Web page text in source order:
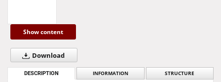
Show content
Download
DESCRIPTION INFORMATION STRUCTURE